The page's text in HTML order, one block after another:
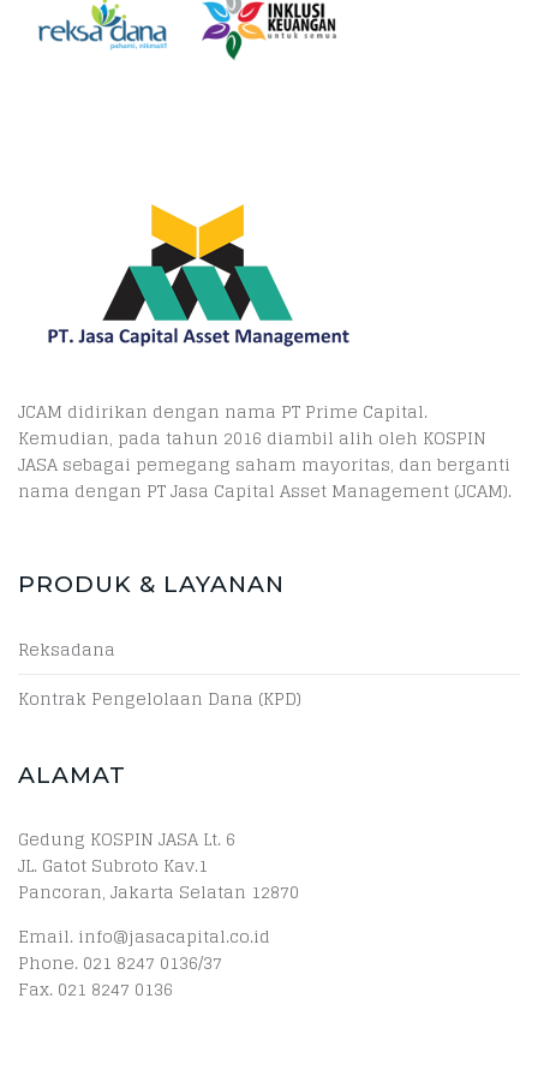
JCAM didirikan dengan nama PT Prime Capital.
Kemudian, pada tahun 2016 diambil alih oleh KOSPIN
JASA sebagai pemegang saham mayoritas, dan berganti
nama dengan PT Jasa Capital Asset Management (JCAM).
PRODUK & LAYANAN
Reksadana
Kontrak Pengelolaan Dana (KPD)
ALAMAT
Gedung KOSPIN JASA Lt. 6
JL. Gatot Subroto Kav.1
Pancoran, Jakarta Selatan 12870
Email. info@jasacapital.co.id
Phone. 021 8247 0136/37
Fax. 021 8247 0136